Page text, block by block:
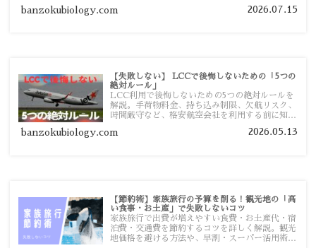
banzokubiology.com 2026.07.15
【失敗しない】 LCCで後悔しないための「5つの
絶対ルール」
LCC利用で後悔しないための5つの絶対ルールを
解説。手荷物料金、持ち込み制限、欠航リスク、
時間厳守など、格安航空会社を利用する前に知っ
す。
banzokubiology.com 2026.05.13
【節約術】家族旅行の予算を削る！観光地の「高
い食事・お土産」で失敗しないコツ
家族旅行で出費が増えやすい食費・お土産代・宿
泊費・交通費を節約するコツを詳しく解説。観光
地価格を避ける方法や、早割・スーパー活用術、